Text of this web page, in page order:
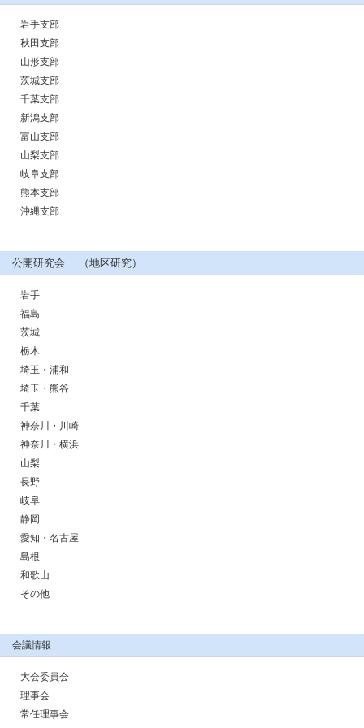
岩手支部
秋田支部
山形支部
茨城支部
千葉支部
新潟支部
富山支部
山梨支部
岐阜支部
熊本支部
沖縄支部
公開研究会 （地区研究）
岩手
福島
茨城
栃木
埼玉・浦和
埼玉・熊谷
千葉
神奈川・川崎
神奈川・横浜
山梨
長野
岐阜
静岡
愛知・名古屋
島根
和歌山
その他
会議情報
大会委員会
理事会
常任理事会